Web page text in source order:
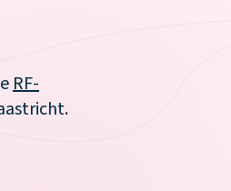
RF-